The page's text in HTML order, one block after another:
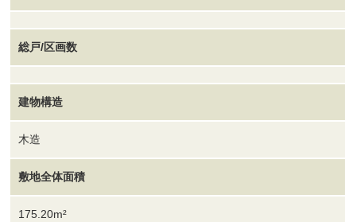
総戸/区画数
建物構造
木造
敷地全体面積
175.20m²